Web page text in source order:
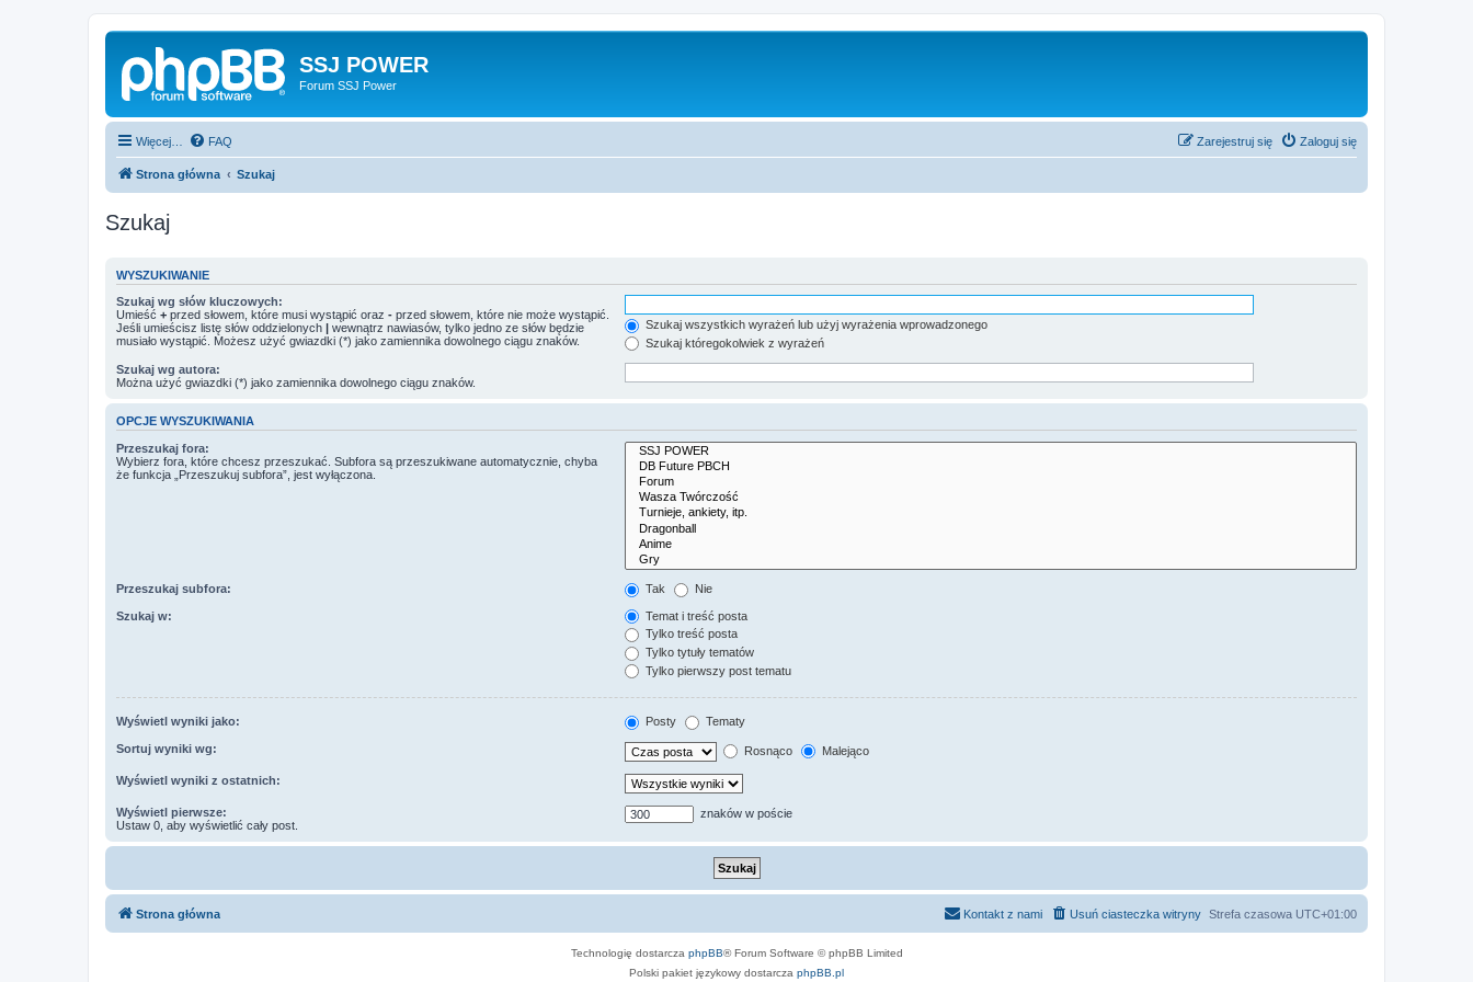
SSJ POWER
Forum SSJ Power
Więcej… FAQ Zaloguj się
Zarejestruj się
Strona główna Szukaj
Szukaj
WYSZUKIWANIE
Szukaj wg słów kluczowych:
Umieść + przed słowem, które musi wystąpić oraz - przed słowem, które nie może wystąpić.
Jeśli umieścisz listę słów oddzielonych | wewnątrz nawiasów, tylko jedno ze słów będzie
musiało wystąpić. Możesz użyć gwiazdki (*) jako zamiennika dowolnego ciągu znaków.
Szukaj wszystkich wyrażeń lub użyj wyrażenia wprowadzonego
Szukaj któregokolwiek z wyrażeń
Szukaj wg autora:
Można użyć gwiazdki (*) jako zamiennika dowolnego ciągu znaków.
OPCJE WYSZUKIWANIA
Przeszukaj fora:
Wybierz fora, które chcesz przeszukać. Subfora są przeszukiwane automatycznie, chyba
że funkcja „Przeszukuj subfora”, jest wyłączona.
Przeszukaj subfora: Tak Nie
Szukaj w:
Temat i treść posta
Tylko treść posta
Tylko tytuły tematów
Tylko pierwszy post tematu
Wyświetl wyniki jako: Posty Tematy
Sortuj wyniki wg: Rosnąco Malejąco
Wyświetl wyniki z ostatnich:
Wyświetl pierwsze:
Ustaw 0, aby wyświetlić cały post.
znaków w poście
Strona główna Strefa czasowa UTC+01:00
Usuń ciasteczka witryny
Kontakt z nami
Technologię dostarcza phpBB® Forum Software © phpBB Limited
Polski pakiet językowy dostarcza phpBB.pl